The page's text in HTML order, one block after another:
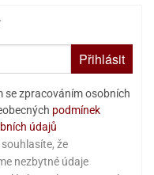
Přihlásit
se zpracováním osobních
podmínek
údajů
že
nezbytné údaje